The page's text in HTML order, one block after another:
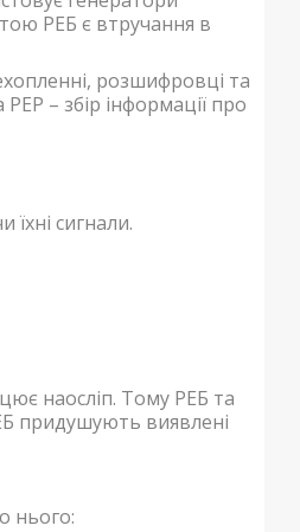
РЕБ є втручання в
розшифровці та
– збір інформації про
сигнали.
наосліп. Тому РЕБ та
придушують виявлені
нього: